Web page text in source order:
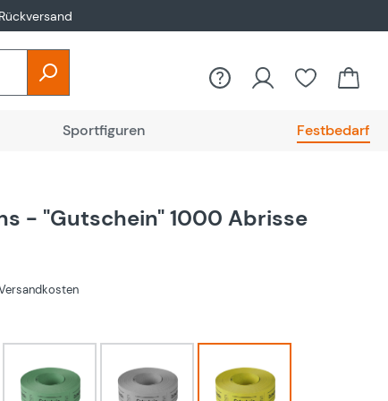
Sportfiguren Festbedarf
- "Gutschein" 1000 Abrisse